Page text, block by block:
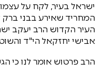
ישראל בעיר, לקח על
העיר הקדוש הרב יעקב
אבישי יחזקאל הי"ד
הרב פרטוש אומר לנו כי